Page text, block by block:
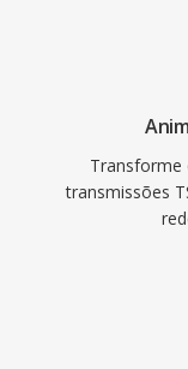
Transforme
transmissões